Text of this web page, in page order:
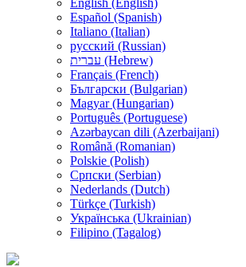
English (English)
Español (Spanish)
Italiano (Italian)
русский (Russian)
עברית (Hebrew)
Français (French)
Български (Bulgarian)
Magyar (Hungarian)
Português (Portuguese)
Azərbaycan dili (Azerbaijani)
Română (Romanian)
Polskie (Polish)
Српски (Serbian)
Nederlands (Dutch)
Türkçe (Turkish)
Українська (Ukrainian)
Filipino (Tagalog)